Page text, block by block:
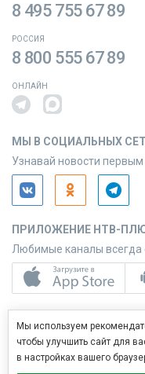
8 495 755 67 89
РОССИЯ
8 800 555 67 89
ОНЛАЙН
МЫ В СОЦИАЛЬНЫХ
Узнавай новости первым
ПРИЛОЖЕНИЕ НТВ-
Любимые каналы всегда
Управляй услугами с
Мы используем
чтобы улучшить сайт для
в настройках вашего